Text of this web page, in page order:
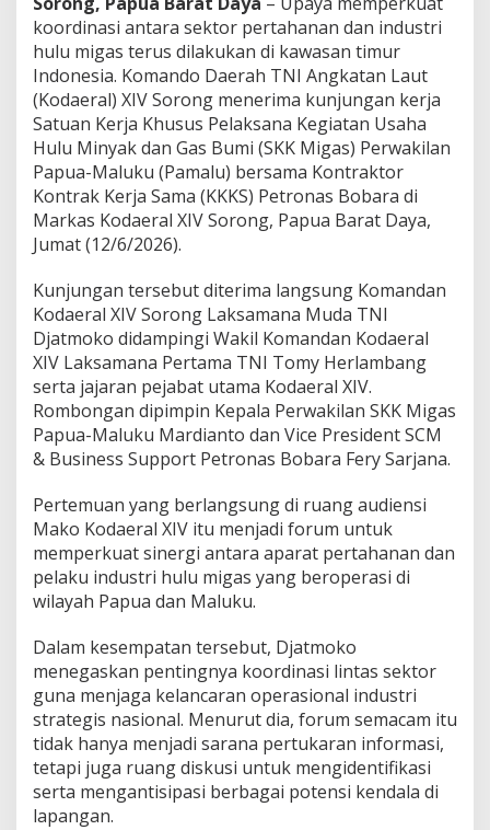
n
a
n
E
e
r
g
i
d
P
u
a
-
M
a
l
u
u
koordinasi antara sektor pertahanan dan industri
hulu migas terus dilakukan di kawasan timur
Indonesia. Komando Daerah TNI Angkatan Laut
(Kodaeral) XIV Sorong menerima kunjungan kerja
Satuan Kerja Khusus Pelaksana Kegiatan Usaha
Hulu Minyak dan Gas Bumi (SKK Migas) Perwakilan
Papua-Maluku (Pamalu) bersama Kontraktor
Kontrak Kerja Sama (KKKS) Petronas Bobara di
Markas Kodaeral XIV Sorong, Papua Barat Daya,
Jumat (12/6/2026).
Kunjungan tersebut diterima langsung Komandan
Kodaeral XIV Sorong Laksamana Muda TNI
Djatmoko didampingi Wakil Komandan Kodaeral
XIV Laksamana Pertama TNI Tomy Herlambang
serta jajaran pejabat utama Kodaeral XIV.
Rombongan dipimpin Kepala Perwakilan SKK Migas
Papua-Maluku Mardianto dan Vice President SCM
& Business Support Petronas Bobara Fery Sarjana.
Pertemuan yang berlangsung di ruang audiensi
Mako Kodaeral XIV itu menjadi forum untuk
memperkuat sinergi antara aparat pertahanan dan
pelaku industri hulu migas yang beroperasi di
wilayah Papua dan Maluku.
Dalam kesempatan tersebut, Djatmoko
menegaskan pentingnya koordinasi lintas sektor
guna menjaga kelancaran operasional industri
strategis nasional. Menurut dia, forum semacam itu
tidak hanya menjadi sarana pertukaran informasi,
tetapi juga ruang diskusi untuk mengidentifikasi
serta mengantisipasi berbagai potensi kendala di
lapangan.